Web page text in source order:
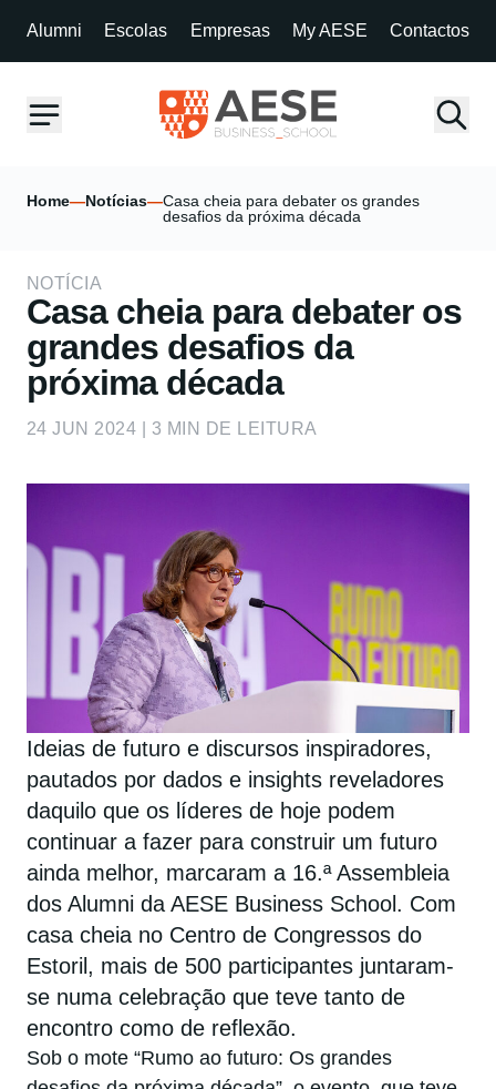
Alumni Escolas Empresas My AESE Contactos
Home—Notícias—Casa cheia para debater os grandes
desafios da próxima década
NOTÍCIA
Casa cheia para debater os
grandes desafios da
próxima década
24 JUN 2024 | 3 MIN DE LEITURA
Ideias de futuro e discursos inspiradores,
pautados por dados e insights reveladores
daquilo que os líderes de hoje podem
continuar a fazer para construir um futuro
ainda melhor, marcaram a 16.ª Assembleia
dos Alumni da AESE Business School. Com
casa cheia no Centro de Congressos do
Estoril, mais de 500 participantes juntaram-
se numa celebração que teve tanto de
encontro como de reflexão.
Sob o mote “Rumo ao futuro: Os grandes